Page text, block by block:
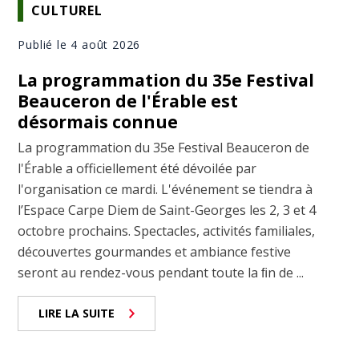
CULTUREL
Publié le 4 août 2026
La programmation du 35e Festival
Beauceron de l'Érable est
désormais connue
La programmation du 35e Festival Beauceron de
l'Érable a officiellement été dévoilée par
l'organisation ce mardi. L'événement se tiendra à
l’Espace Carpe Diem de Saint-Georges les 2, 3 et 4
octobre prochains. Spectacles, activités familiales,
découvertes gourmandes et ambiance festive
seront au rendez-vous pendant toute la ﬁn de ...
LIRE LA SUITE